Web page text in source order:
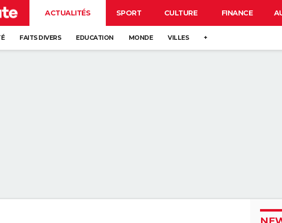
ACTUALITÉS SPORT CULTURE FINANCE
FAITS DIVERS EDUCATION MONDE VILLES +